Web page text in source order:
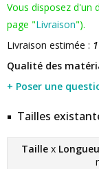
Vous disposez d'un
page "Livraison").
Livraison estimée :
Qualité des
+ Poser une
Tailles
Taillex